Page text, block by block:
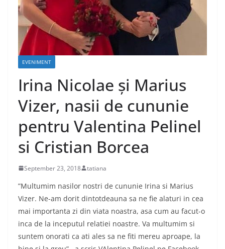
EVENIMENT
Irina Nicolae și Marius
Vizer, nasii de cununie
pentru Valentina Pelinel
si Cristian Borcea
September 23, 2018 tatiana
”Multumim nasilor nostri de cununie Irina si Marius
Vizer. Ne-am dorit dintotdeauna sa ne fie alaturi in cea
mai importanta zi din viata noastra, asa cum au facut-o
inca de la inceputul relatiei noastre. Va multumim si
suntem onorati ca ati ales sa ne fiti mereu aproape, la